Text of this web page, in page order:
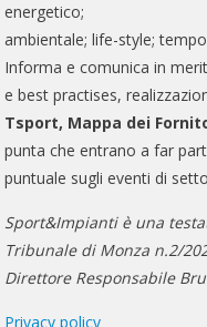
energetico;
ambientale; life-style;
Informa e comunica in
e best practises,
Tsport, Mappa dei
punta che entrano a far
puntuale sugli eventi di
Sport&Impianti è una
Tribunale di Monza n.2/
Direttore Responsabile
Privacy policy